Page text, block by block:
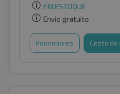
EM ESTOQUE
Envio gratuito
Pormenores Cesto de